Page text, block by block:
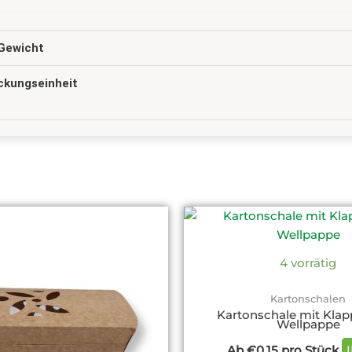
Varianten
auf.
Die
Optionen
4 vorrätig
Kartonschalen
Kartonschale mit
Wellpappe